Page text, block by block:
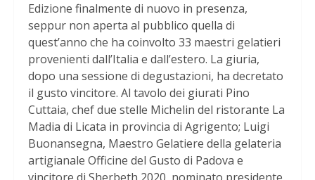
Edizione finalmente di nuovo in presenza,
seppur non aperta al pubblico quella di
quest’anno che ha coinvolto 33 maestri gelatieri
provenienti dall’Italia e dall’estero. La giuria,
dopo una sessione di degustazioni, ha decretato
il gusto vincitore. Al tavolo dei giurati Pino
Cuttaia, chef due stelle Michelin del ristorante La
Madia di Licata in provincia di Agrigento; Luigi
Buonansegna, Maestro Gelatiere della gelateria
artigianale Officine del Gusto di Padova e